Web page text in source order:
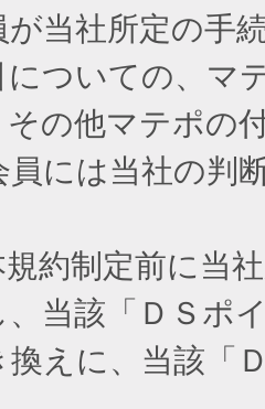
当社所定の手
ついての、マ
の他マテポの
員には当社の判
約制定前に当
当該「ＤＳポ
えに、当該「